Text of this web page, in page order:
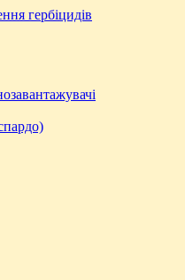
гербіцидів